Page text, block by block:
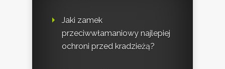
Jaki zamek
przeciwwłamaniowy najlepiej
ochroni przed kradzieżą?